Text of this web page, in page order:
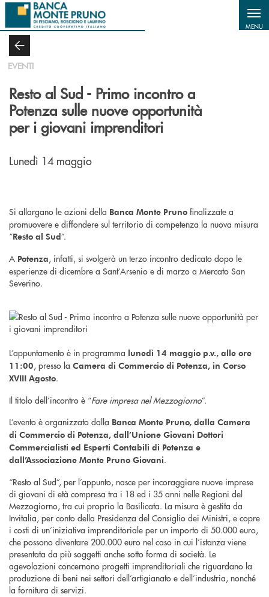
Salta al contenuto principale
MENU
EVENTI
Resto al Sud - Primo incontro a
Potenza sulle nuove opportunità
per i giovani imprenditori
Lunedì 14 maggio
Si allargano le azioni della Banca Monte Pruno finalizzate a
promuovere e diffondere sul territorio di competenza la nuova misura
“Resto al Sud”.
A Potenza, infatti, si svolgerà un terzo incontro dedicato dopo le
esperienze di dicembre a Sant’Arsenio e di marzo a Mercato San
Severino.
L’appuntamento è in programma lunedì 14 maggio p.v., alle ore
11:00, presso la Camera di Commercio di Potenza, in Corso
XVIII Agosto.
Il titolo dell’incontro è “Fare impresa nel Mezzogiorno”.
L’evento è organizzato dalla Banca Monte Pruno, dalla Camera
di Commercio di Potenza, dall’Unione Giovani Dottori
Commercialisti ed Esperti Contabili di Potenza e
dall’Associazione Monte Pruno Giovani.
“Resto al Sud”, per l’appunto, nasce per incoraggiare nuove imprese
di giovani di età compresa tra i 18 ed i 35 anni nelle Regioni del
Mezzogiorno, tra cui proprio la Basilicata. La misura è gestita da
Invitalia, per conto della Presidenza del Consiglio dei Ministri, e copre
i costi di un’iniziativa imprenditoriale per un importo di 50.000 euro,
che possono diventare 200.000 euro nel caso in cui l’istanza viene
presentata da più soggetti anche sotto forma di società. Le
agevolazioni concernono progetti imprenditoriali che riguardano la
produzione di beni nei settori dell’artigianato e dell’industria, nonché
la fornitura di servizi.